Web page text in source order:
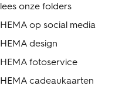
lees onze folders
HEMA op social media
HEMA design
HEMA fotoservice
HEMA cadeaukaarten